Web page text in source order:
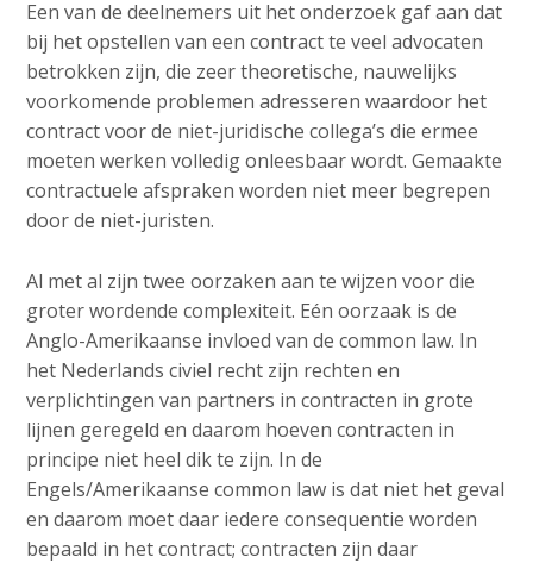
Een van de deelnemers uit het onderzoek gaf aan dat
bij het opstellen van een contract te veel advocaten
betrokken zijn, die zeer theoretische, nauwelijks
voorkomende problemen adresseren waardoor het
contract voor de niet-juridische collega’s die ermee
moeten werken volledig onleesbaar wordt. Gemaakte
contractuele afspraken worden niet meer begrepen
door de niet-juristen.
Al met al zijn twee oorzaken aan te wijzen voor die
groter wordende complexiteit. Eén oorzaak is de
Anglo-Amerikaanse invloed van de common law. In
het Nederlands civiel recht zijn rechten en
verplichtingen van partners in contracten in grote
lijnen geregeld en daarom hoeven contracten in
principe niet heel dik te zijn. In de
Engels/Amerikaanse common law is dat niet het geval
en daarom moet daar iedere consequentie worden
bepaald in het contract; contracten zijn daar